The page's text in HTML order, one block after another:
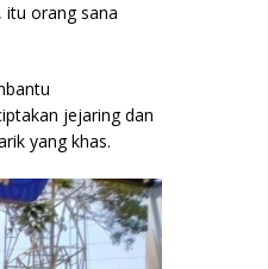
itu orang sana
jejaring dan
yang khas.